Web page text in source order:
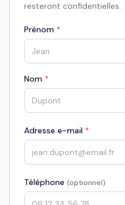
resteront confidentielles.
Prénom *
Nom *
Adresse e-mail *
Téléphone (optionnel)